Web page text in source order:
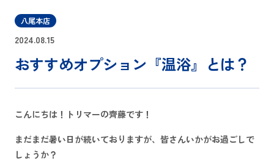
八尾本店
2024.08.15
おすすめオプション『温浴』とは？
こんにちは！トリマーの齊藤です！
まだまだ暑い日が続いておりますが、皆さんいかがお過ごしで
しょうか？